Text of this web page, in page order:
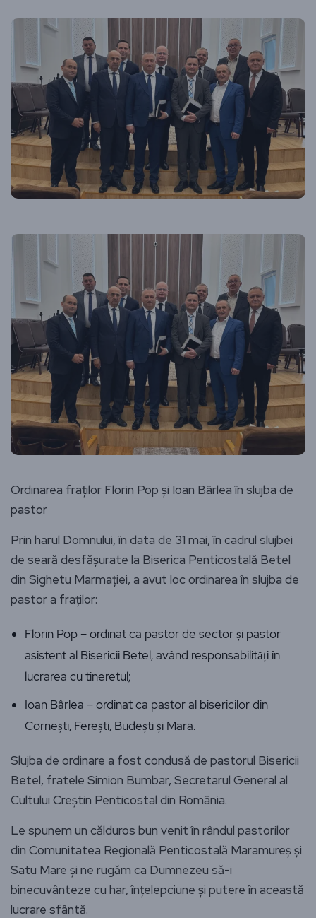
Ordinarea fraților Florin Pop și Ioan Bârlea în slujba de
pastor
Prin harul Domnului, în data de 31 mai, în cadrul slujbei
de seară desfășurate la Biserica Penticostală Betel
din Sighetu Marmației, a avut loc ordinarea în slujba de
pastor a fraților:
Florin Pop – ordinat ca pastor de sector și pastor
asistent al Bisericii Betel, având responsabilități în
lucrarea cu tineretul;
Ioan Bârlea – ordinat ca pastor al bisericilor din
Cornești, Ferești, Budești și Mara.
Slujba de ordinare a fost condusă de pastorul Bisericii
Betel, fratele Simion Bumbar, Secretarul General al
Cultului Creștin Penticostal din România.
Le spunem un călduros bun venit în rândul pastorilor
din Comunitatea Regională Penticostală Maramureș și
Satu Mare și ne rugăm ca Dumnezeu să-i
binecuvânteze cu har, înțelepciune și putere în această
lucrare sfântă.